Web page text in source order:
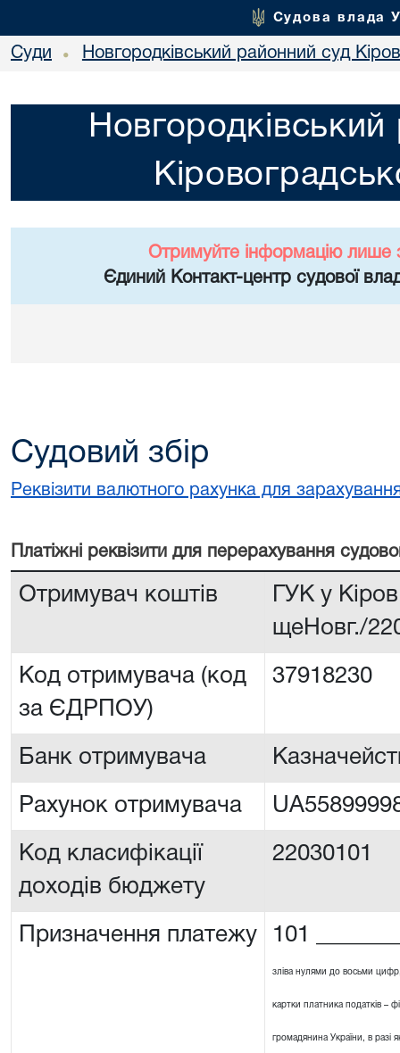
Судова влада
Суди • Новгородківський районний суд
Отримуйте інформацію лише
Єдиний Контакт-центр судової
Судовий збір
Реквізити валютного рахунка для
Платiжнi реквiзити для перерахування
Отримувач коштів
ГУК у
щеНовг./
Код отримувача (код
за ЄДРПОУ)
37918230
Банк отримувача
Рахунок отримувача
Код класифікації
доходів бюджету
22030101
Призначення платежу 101
зліва нулями до восьми
картки платника податків –
громадянина України, в разі